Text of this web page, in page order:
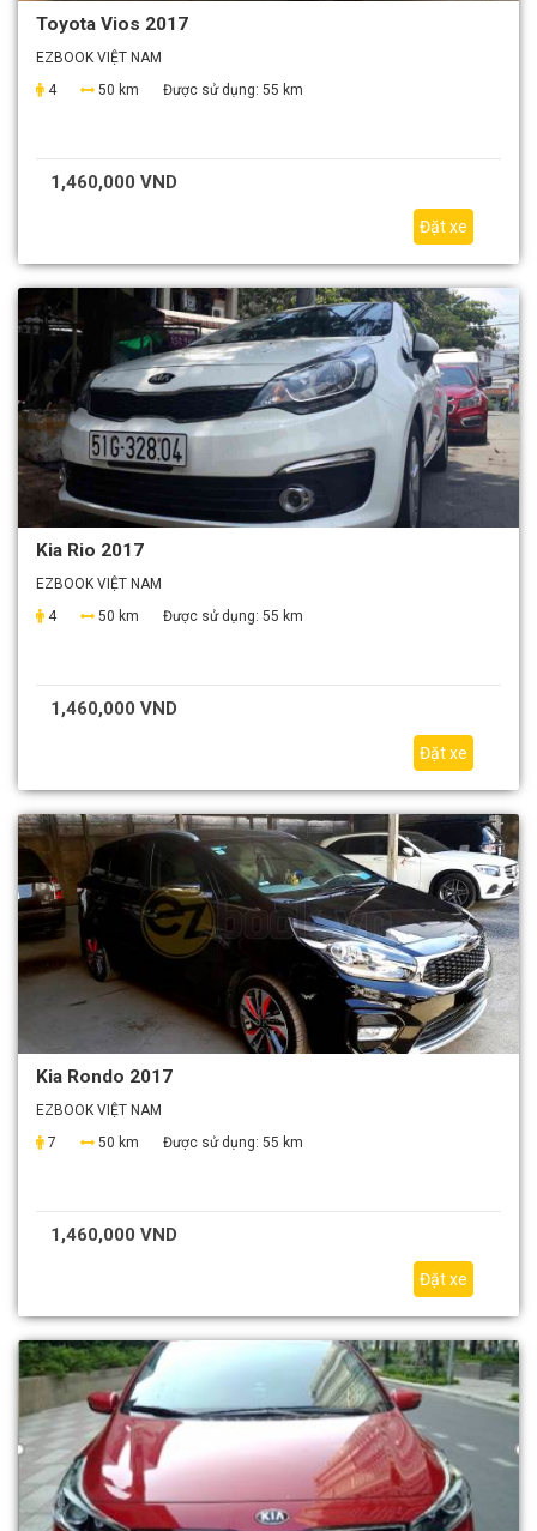
Toyota Vios 2017
EZBOOK VIỆT NAM
4
50 km Được sử dụng: 55 km
1,460,000 VND
Đặt xe
Kia Rio 2017
EZBOOK VIỆT NAM
4
50 km Được sử dụng: 55 km
1,460,000 VND
Đặt xe
Kia Rondo 2017
EZBOOK VIỆT NAM
7
50 km Được sử dụng: 55 km
1,460,000 VND
Đặt xe